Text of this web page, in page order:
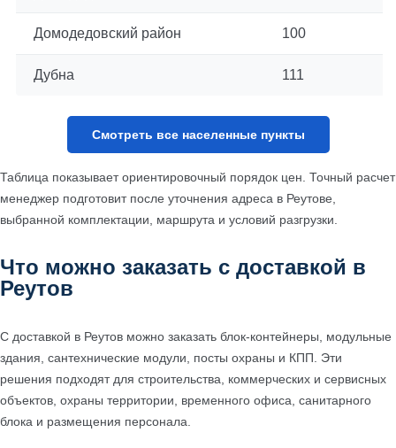
Домодедовский район 100
Дубна 111
Таблица показывает ориентировочный порядок цен. Точный расчет
менеджер подготовит после уточнения адреса в Реутове,
выбранной комплектации, маршрута и условий разгрузки.
Что можно заказать с доставкой в
Реутов
С доставкой в Реутов можно заказать блок-контейнеры, модульные
здания, сантехнические модули, посты охраны и КПП. Эти
решения подходят для строительства, коммерческих и сервисных
объектов, охраны территории, временного офиса, санитарного
блока и размещения персонала.